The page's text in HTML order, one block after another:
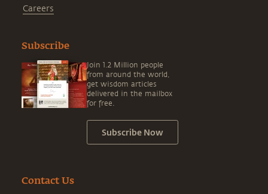
Careers
Subscribe
Join 1.2 Million people
from around the world,
get wisdom articles
delivered in the mailbox
for free.
Subscribe Now
Contact Us